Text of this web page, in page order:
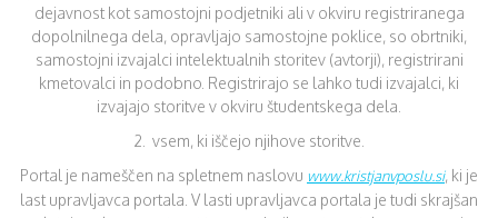
dejavnost kot samostojni podjetniki ali v okviru registriranega
dopolnilnega dela, opravljajo samostojne poklice, so obrtniki,
samostojni izvajalci intelektualnih storitev (avtorji), registrirani
kmetovalci in podobno. Registrirajo se lahko tudi izvajalci, ki
izvajajo storitve v okviru študentskega dela.
2. vsem, ki iščejo njihove storitve.
Portal je nameščen na spletnem naslovu www.kristjanvposlu.si, ki je
last upravljavca portala. V lasti upravljavca portala je tudi skrajšan